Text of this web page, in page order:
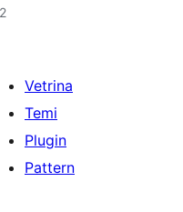
Vetrina
Temi
Plugin
Pattern